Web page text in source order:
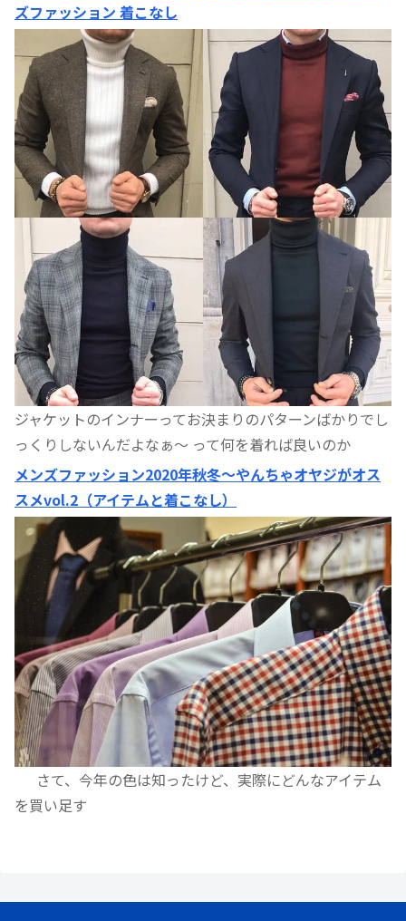
ズファッション 着こなし
ジャケットのインナーってお決まりのパターンばかりでし
っくりしないんだよなぁ〜 って何を着れば良いのか
メンズファッション2020年秋冬〜やんちゃオヤジがオス
スメvol.2（アイテムと着こなし）
さて、今年の色は知ったけど、実際にどんなアイテム
を買い足す